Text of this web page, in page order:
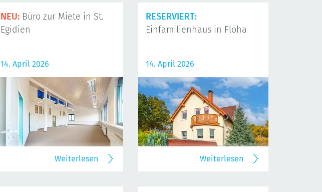
NEU: Büro zur Miete in St.
Egidien
14. April 2026
Weiterlesen
RESERVIERT:
Einfamilienhaus in Flöha
14. April 2026
Weiterlesen